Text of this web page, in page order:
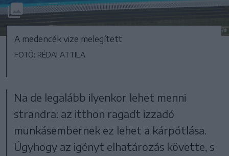
A medencék vize melegített
FOTÓ: RÉDAI ATTILA
Na de legalább ilyenkor lehet menni
strandra: az itthon ragadt izzadó
munkásembernek ez lehet a kárpótlása.
Úgyhogy az igényt elhatározás követte, s